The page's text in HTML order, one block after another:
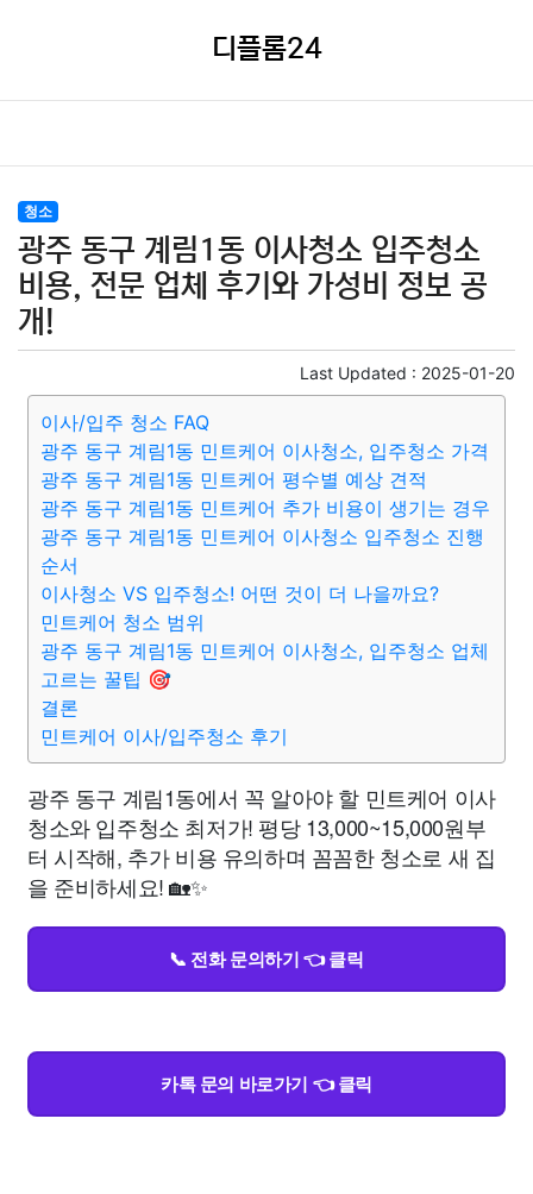
디플롬24
청소
광주 동구 계림1동 이사청소 입주청소
비용, 전문 업체 후기와 가성비 정보 공
개!
Last Updated : 2025-01-20
이사/입주 청소 FAQ
광주 동구 계림1동 민트케어 이사청소, 입주청소 가격
광주 동구 계림1동 민트케어 평수별 예상 견적
광주 동구 계림1동 민트케어 추가 비용이 생기는 경우
광주 동구 계림1동 민트케어 이사청소 입주청소 진행
순서
이사청소 VS 입주청소! 어떤 것이 더 나을까요?
민트케어 청소 범위
광주 동구 계림1동 민트케어 이사청소, 입주청소 업체
고르는 꿀팁 🎯
결론
민트케어 이사/입주청소 후기
광주 동구 계림1동에서 꼭 알아야 할 민트케어 이사
청소와 입주청소 최저가! 평당 13,000~15,000원부
터 시작해, 추가 비용 유의하며 꼼꼼한 청소로 새 집
을 준비하세요! 🏡✨
📞 전화 문의하기 👈 클릭
카톡 문의 바로가기 👈 클릭